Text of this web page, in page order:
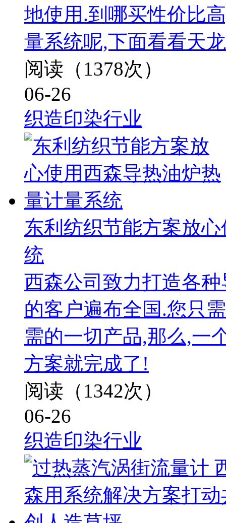
地使用.到哪买性价比
量系统呢,下面看看天
阅读（1378次）
06-26
织造印染行业
东利纺织节能方案放
统
西森公司致力打造各
的客户遍布全国.您只
需的一切产品,那么,一
方案就完成了!
阅读（1342次）
06-26
织造印染行业